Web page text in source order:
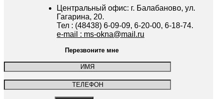
Центральный офис: г. Балабаново, ул.
Гагарина, 20.
Тел : (48438) 6-09-09, 6-20-00, 6-18-74.
e-mail : ms-okna@mail.ru
Перезвоните мне